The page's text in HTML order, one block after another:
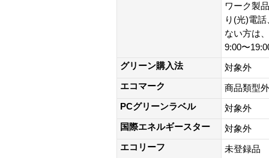
ワーク製
り(光)電
ない方は
9:00〜
グリーン購入法
対象外
エコマーク
商品類型外
PCグリーンラベル
対象外
国際エネルギースター
対象外
エコリーフ
未登録品